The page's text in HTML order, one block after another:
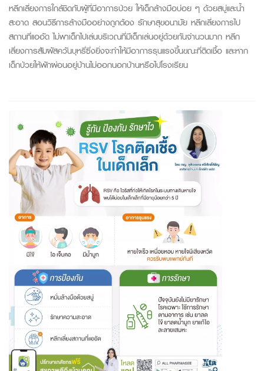
หลีกเลี่ยงการใกล้ชิดกับผู้ที่มีอาการป่วย ให้เด็กล้างมือบ่อย ๆ ด้วยสบู่และน้ำ
สะอาด สอนวิธีการล้างมืออย่างถูกต้อง รักษาสุขอนามัย หลีกเลี่ยงการไป
สถานที่แออัด ไม่พาเด็กไปเล่นบริเวณที่มีเด็กเล่นอยู่ด้วยกันจำนวนมาก หลีก
เลี่ยงการสัมผัสควันบุหรี่ซึ่งยิ่งจะทำให้มีอาการรุนแรงขึ้นขณะที่ติดเชื้อ และหาก
เด็กป่วยให้พักผ่อนอยู่บ้านไม่ออกนอกบ้านหรือไปโรงเรียน